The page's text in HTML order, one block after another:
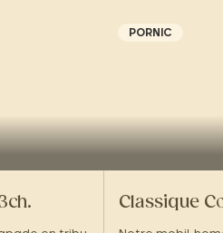
PORNIC
Classique